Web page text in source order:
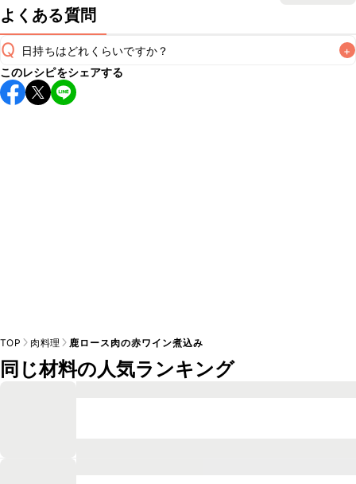
よくある質問
Q 日持ちはどれくらいですか？ +
保存期間は冷蔵で翌日中が目安です。なるべくお早めにお召
し上がりください。
このレシピをシェアする
TOP 肉料理 鹿ロース肉の赤ワイン煮込み
同じ材料の人気ランキング